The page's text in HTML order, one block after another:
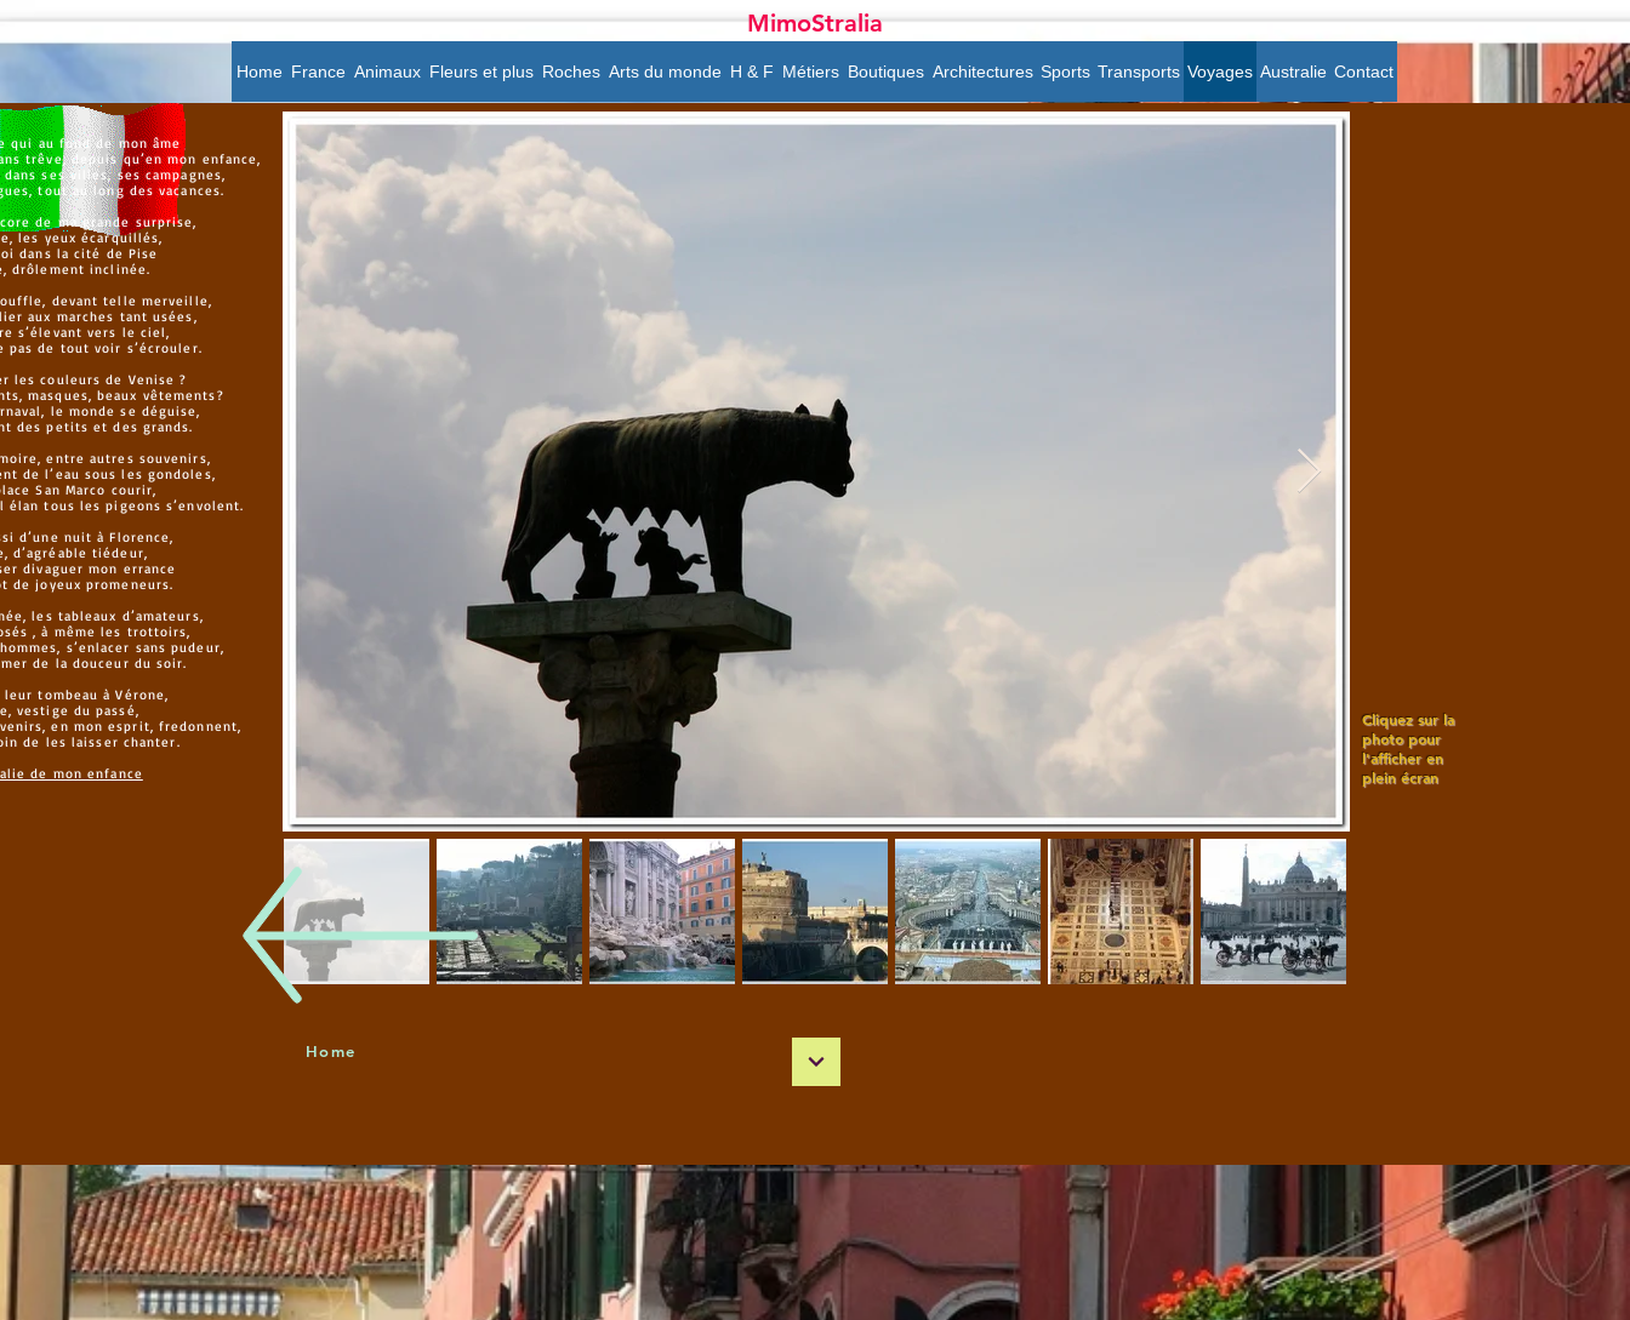
MimoStralia
Home France Animaux Fleurs et plus Roches Arts du monde H & F Métiers Boutiques Architectures Sports Transports Voyages Australie Contact
qui au fond de mon âme
trêve, depuis qu’en mon enfance,
dans ses villes, ses campagnes,
tout au long des vacances.
de ma grande surprise,
les yeux écarquillés,
dans la cité de Pise
drôlement inclinée.
devant telle merveille,
aux marches tant usées,
s’élevant vers le ciel,
pas de tout voir s’écrouler.
les couleurs de Venise ?
masques, beaux vêtements?
le monde se déguise,
des petits et des grands.
entre autres souvenirs,
de l’eau sous les gondoles,
San Marco courir,
élan tous les pigeons s’envolent.
d’une nuit à Florence,
d’agréable tiédeur,
divaguer mon errance
de joyeux promeneurs.
les tableaux d’amateurs,
, à même les trottoirs,
s’enlacer sans pudeur,
de la douceur du soir.
tombeau à Vérone,
vestige du passé,
en mon esprit, fredonnent,
de les laisser chanter.
de mon enfance
Cliquez sur la
photo pour
l'afficher en
plein écran
Home